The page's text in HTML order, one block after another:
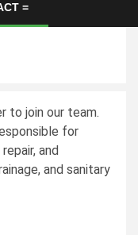
=
to join our team.
for
and
and sanitary